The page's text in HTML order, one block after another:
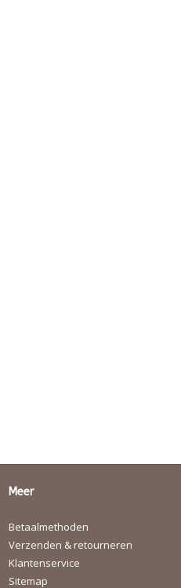
Meer
Betaalmethoden
Verzenden & retourneren
Klantenservice
Sitemap